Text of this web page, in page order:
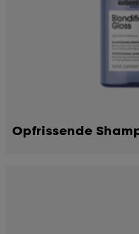
Opfrissende